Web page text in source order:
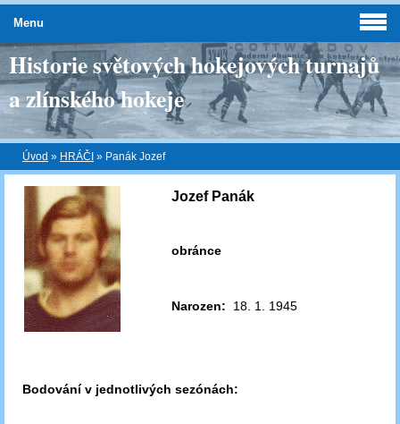
Historie světových hokejových turnajů
a zlínského hokeje
Úvod » HRÁČI » Panák Jozef
Jozef Panák
obránce
Narozen: 18. 1. 1945
Bodování v jednotlivých sezónách:
Menu